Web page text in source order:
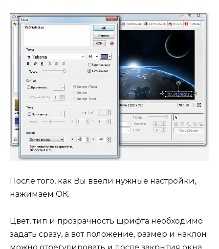
После того, как Вы ввели нужные настройки,
нажимаем ОК.
Цвет, тип и прозрачность шрифта необходимо
задать сразу, а вот положение, размер и наклон
можно отрегулировать и после закрытия окна.